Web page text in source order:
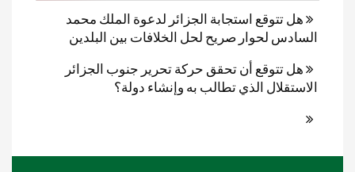
هل تتوقع استجابة الجزائر لدعوة الملك محمد
السادس لحوار صريح لحل الخلافات بين البلدين
هل تتوقع أن تحقق حركة تحرير جنوب الجزائر
الاستقلال الذي تطالب به وإنشاء دولة؟